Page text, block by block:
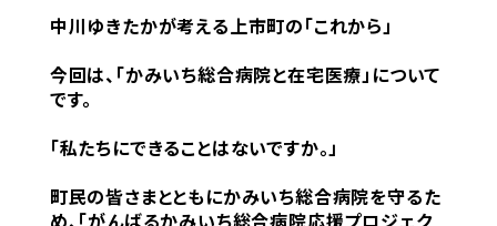
中川ゆきたかが考える上市町の「これから」
今回は、「かみいち総合病院と在宅医療」について
です。
「私たちにできることはないですか。」
町民の皆さまとともにかみいち総合病院を守るた